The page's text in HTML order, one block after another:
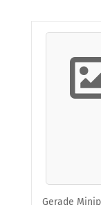
Gerade